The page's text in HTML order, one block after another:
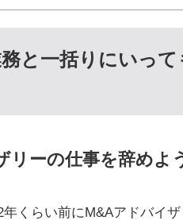
と一括りにいっ
ーの仕事を辞めよ
くらい前にM&Aアドバイ